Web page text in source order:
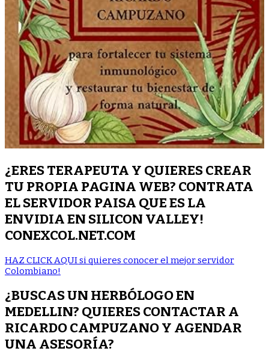
¿ERES TERAPEUTA Y QUIERES CREAR
TU PROPIA PAGINA WEB? CONTRATA
EL SERVIDOR PAISA QUE ES LA
ENVIDIA EN SILICON VALLEY!
CONEXCOL.NET.COM
HAZ CLICK AQUI si quieres conocer el mejor servidor
Colombiano!
¿BUSCAS UN HERBÓLOGO EN
MEDELLIN? QUIERES CONTACTAR A
RICARDO CAMPUZANO Y AGENDAR
UNA ASESORÍA?